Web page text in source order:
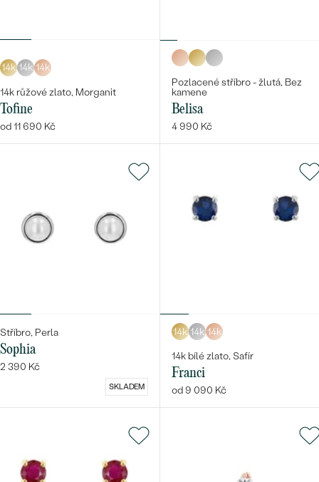
14k 14k 14k
14k růžové zlato, Morganit
Tofine
od 11 690 Kč
Pozlacené stříbro - žlutá, Bez
kamene
Belisa
4 990 Kč
Stříbro, Perla
Sophia
2 390 Kč
SKLADEM
14k 14k 14k
14k bílé zlato, Safír
Franci
od 9 090 Kč